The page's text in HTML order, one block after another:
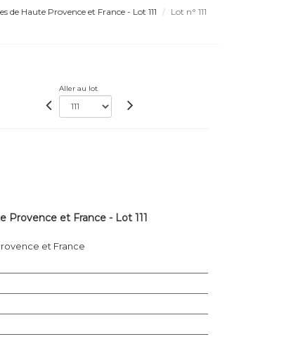
de Haute Provence et France - Lot 111 Lot n° 111
Aller au lot
Provence et France - Lot 111
et France